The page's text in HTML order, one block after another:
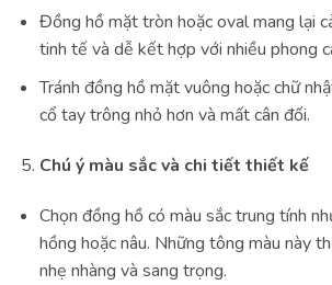
Đồng hồ mặt tròn hoặc oval mang lại
tinh tế và dễ kết hợp với nhiều phong
Tránh đồng hồ mặt vuông hoặc chữ
cổ tay trông nhỏ hơn và mất cân đối.
Chú ý màu sắc và chi tiết thiết kế
Chọn đồng hồ có màu sắc trung tính
hồng hoặc nâu. Những tông màu này
nhẹ nhàng và sang trọng.